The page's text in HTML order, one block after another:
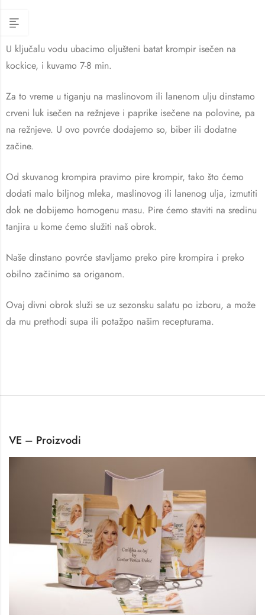
U ključalu vodu ubacimo oljušteni batat krompir isečen na
kockice, i kuvamo 7-8 min.
Za to vreme u tiganju na maslinovom ili lanenom ulju dinstamo
crveni luk isečen na režnjeve i paprike isečene na polovine, pa
na režnjeve. U ovo povrće dodajemo so, biber ili dodatne
začine.
Od skuvanog krompira pravimo pire krompir, tako što ćemo
dodati malo biljnog mleka, maslinovog ili lanenog ulja, izmutiti
dok ne dobijemo homogenu masu. Pire ćemo staviti na sredinu
tanjira u kome ćemo služiti naš obrok.
Naše dinstano povrće stavljamo preko pire krompira i preko
obilno začinimo sa origanom.
Ovaj divni obrok služi se uz sezonsku salatu po izboru, a može
da mu prethodi supa ili potažpo našim recepturama.
VE – Proizvodi